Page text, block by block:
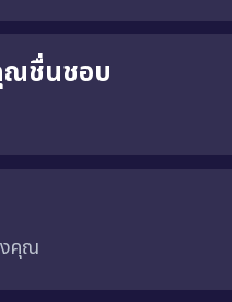
ณชื่นชอบ
งคุณ